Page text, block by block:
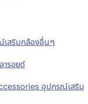
สริมกล้องอื่นๆ
รอยด์
อุปกรณ์เสริม